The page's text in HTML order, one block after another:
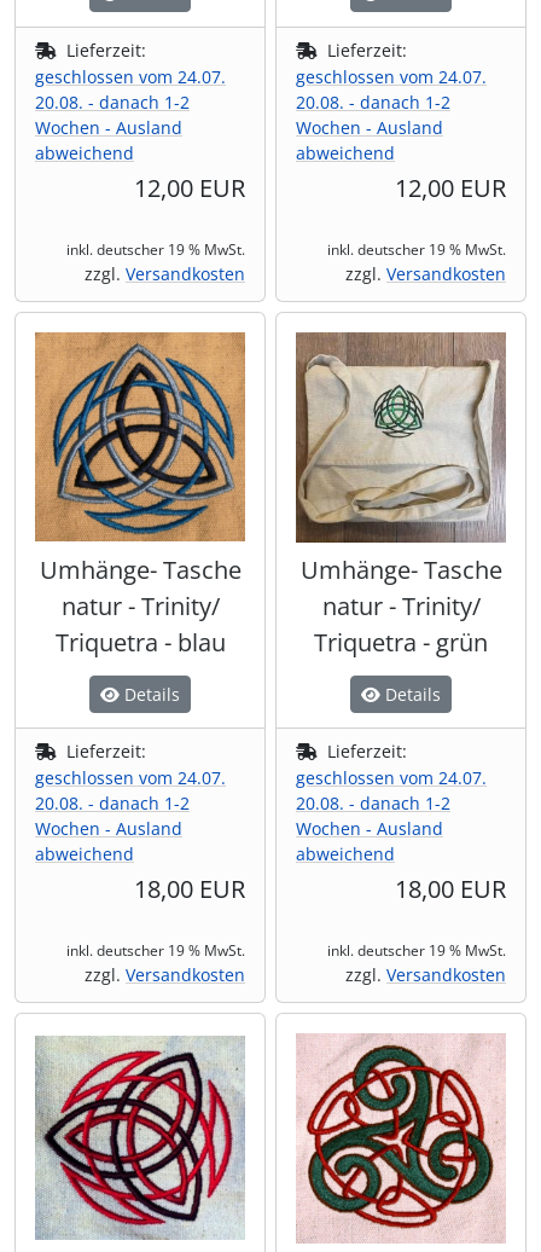
Lieferzeit:
geschlossen vom 24.07.
20.08. - danach 1-2
Wochen - Ausland
abweichend
12,00 EUR
inkl. deutscher 19 % MwSt.
zzgl. Versandkosten
Lieferzeit:
geschlossen vom 24.07.
20.08. - danach 1-2
Wochen - Ausland
abweichend
12,00 EUR
inkl. deutscher 19 % MwSt.
zzgl. Versandkosten
Umhänge- Tasche
natur - Trinity/
Triquetra - blau
Details
Lieferzeit:
geschlossen vom 24.07.
20.08. - danach 1-2
Wochen - Ausland
abweichend
18,00 EUR
inkl. deutscher 19 % MwSt.
zzgl. Versandkosten
Umhänge- Tasche
natur - Trinity/
Triquetra - grün
Details
Lieferzeit:
geschlossen vom 24.07.
20.08. - danach 1-2
Wochen - Ausland
abweichend
18,00 EUR
inkl. deutscher 19 % MwSt.
zzgl. Versandkosten